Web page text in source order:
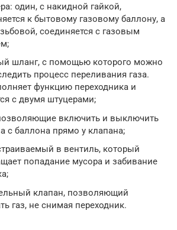
один, с накидной гайкой,
к бытовому газовому баллону, а
соединяется с газовым
шланг, с помощью которого можно
процесс переливания газа.
функцию переходника и
с двумя штуцерами;
включить и выключить
с баллона прямо у клапана;
в вентиль, который
попадание мусора и забивание
клапан, позволяющий
газ, не снимая переходник.